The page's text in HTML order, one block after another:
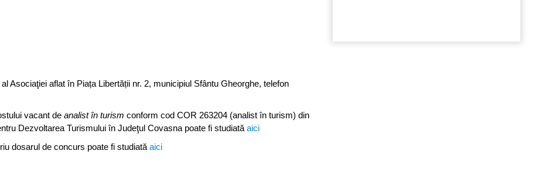
Asociaţiei aflat în Piața Libertății nr. 2, municipiul Sfântu Gheorghe, telefon
vacant de analist în turism conform cod COR 263204 (analist în turism) din
Dezvoltarea Turismului în Judeţul Covasna poate fi studiată aici
dosarul de concurs poate fi studiată aici